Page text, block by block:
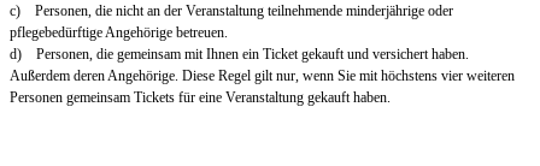
c) Personen, die nicht an der Veranstaltung teilnehmende minderjährige oder
pflegebedürftige Angehörige betreuen.
d) Personen, die gemeinsam mit Ihnen ein Ticket gekauft und versichert haben.
Außerdem deren Angehörige. Diese Regel gilt nur, wenn Sie mit höchstens vier weiteren
Personen gemeinsam Tickets für eine Veranstaltung gekauft haben.